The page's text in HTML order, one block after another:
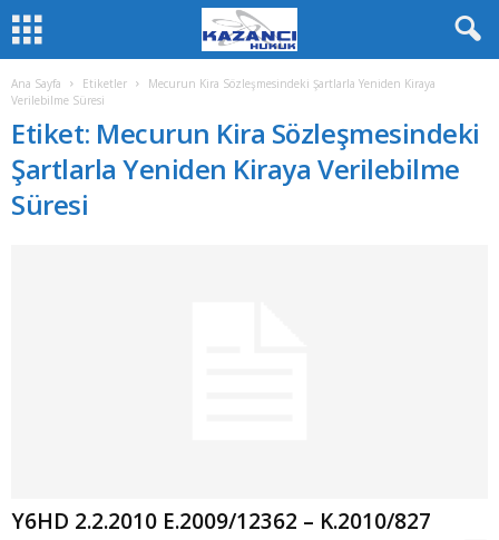
Ana Sayfa Etiketler
Mecurun Kira Sözleşmesindeki Şartlarla Yeniden Kiraya
Verilebilme Süresi
Etiket: Mecurun Kira Sözleşmesindeki
Şartlarla Yeniden Kiraya Verilebilme
Süresi
Y6HD 2.2.2010 E.2009/12362 – K.2010/827